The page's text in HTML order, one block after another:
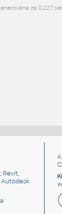
za 0,227
Revit,
Autodesk